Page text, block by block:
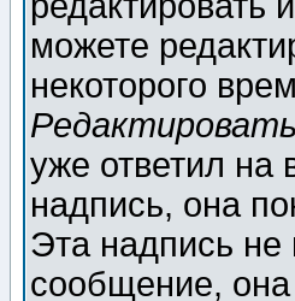
можете
некоторого
Редактировать
уже ответил
надпись, она
Эта надпись не
сообщение,